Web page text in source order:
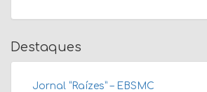
Destaques
Jornal “Raízes” – EBSMC